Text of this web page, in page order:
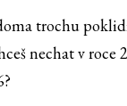
trochu
nechat v